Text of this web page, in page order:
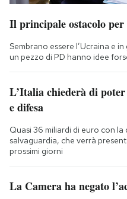
Il principale ostacolo
Sembrano essere l’Ucraina e
un pezzo di PD hanno idee
L’Italia chiederà di
e difesa
Quasi 36 miliardi di euro con
salvaguardia, che verrà
prossimi giorni
La Camera ha negato